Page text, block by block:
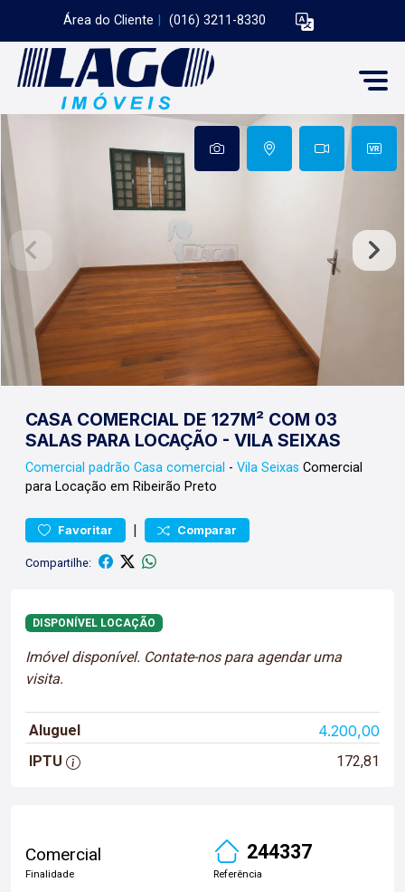
Área do Cliente (016) 3211-8330
CASA COMERCIAL DE 127M² COM 03
SALAS PARA LOCAÇÃO - VILA SEIXAS
Comercial padrão Casa comercial - Vila Seixas Comercial
para Locação em Ribeirão Preto
Favoritar | Comparar
Compartilhe:
DISPONÍVEL LOCAÇÃO
Imóvel disponível. Contate-nos para agendar uma
visita.
Aluguel 4.200,00
IPTU 172,81
Comercial
Finalidade
244337
Referência